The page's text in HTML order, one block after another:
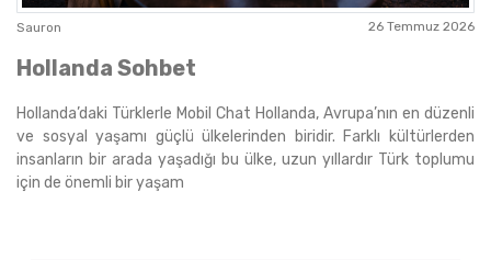
Sauron 26 Temmuz 2026
Hollanda Sohbet
Hollanda’daki Türklerle Mobil Chat Hollanda, Avrupa’nın en düzenli
ve sosyal yaşamı güçlü ülkelerinden biridir. Farklı kültürlerden
insanların bir arada yaşadığı bu ülke, uzun yıllardır Türk toplumu
için de önemli bir yaşam